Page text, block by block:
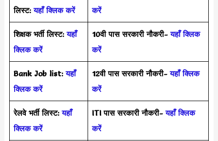
लिस्ट: यहाँ क्लिक करें
करें
शिक्षक भर्ती लिस्ट: यहाँ
क्लिक करें
10वी पास सरकारी नौकरी- यहाँ क्लिक
करें
Bank Job list: यहाँ
क्लिक करें
12वी पास सरकारी नौकरी- यहाँ क्लिक
करें
रेलवे भर्ती लिस्ट: यहाँ
क्लिक करें
ITI पास सरकारी नौकरी- यहाँ क्लिक
करें